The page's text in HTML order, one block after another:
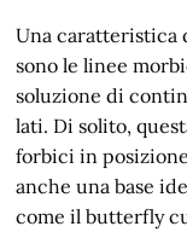
Una caratteristica
sono le linee
soluzione di
lati. Di solito,
forbici in
anche una base
come il butterfly